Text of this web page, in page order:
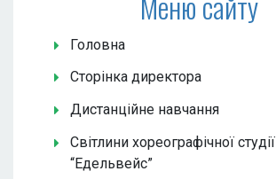
Головна
Сторінка директора
Дистанційне навчання
Світлини хореографічної студії
“Едельвейс”